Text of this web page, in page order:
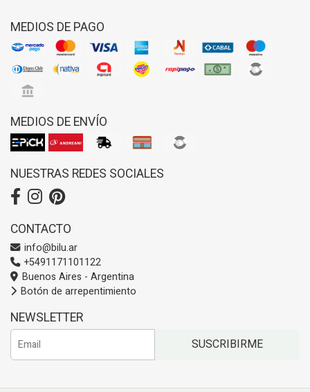
MEDIOS DE PAGO
MEDIOS DE ENVÍO
NUESTRAS REDES SOCIALES
CONTACTO
info@bilu.ar
+5491171101122
Buenos Aires - Argentina
Botón de arrepentimiento
NEWSLETTER
SUSCRIBIRME